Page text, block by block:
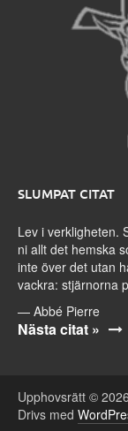
SLUMPAT CITAT
Lev i verkligheten.
ni allt det hemska
inte över det utan
vackra: stjärnorna
— Abbé Pierre
Nästa citat »
Upphovsrätt © 2026
Drivs med